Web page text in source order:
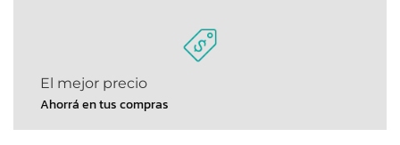
El mejor precio
Ahorrá en tus compras